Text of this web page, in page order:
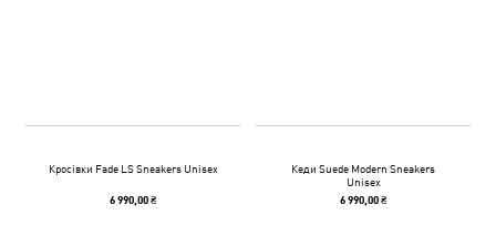
Кросівки Fade LS Sneakers Unisex
6 990,00 ₴
Кеди Suede Modern Sneakers
Unisex
6 990,00 ₴